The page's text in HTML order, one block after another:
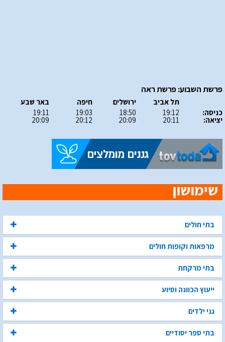
פרשת השבוע: פרשת ראה
כניסה:
יציאה:
תל אביב
19:12
20:11
ירושלים
18:50
20:09
חיפה
19:03
20:12
באר שבע
19:11
20:09
בתי חולים
מרפאות וקופות חולים
בתי מרקחת
ייעוץ הכוונה וסיוע
גני ילדים
בתי ספר יסודיים